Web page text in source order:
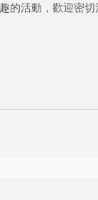
的活動，歡迎密切